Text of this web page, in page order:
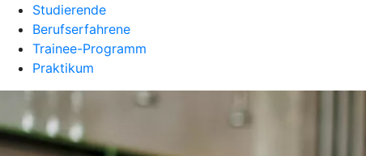
Studierende
Berufserfahrene
Trainee-Programm
Praktikum